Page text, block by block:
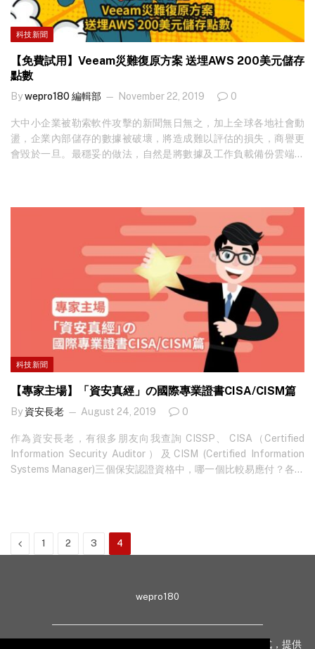
Veeam 廣泛支援 AWS、Azure、Google Cloud、阿里雲等雲端供應
商，以及虛擬平台如 VMware vSphere、雲端應用如…
科技新聞
【免費試用】Veeam災難復原方案 送埋AWS 200美元儲存
點數
Bywepro180 編輯部 November 22, 2019 0
大中小企業被勒索軟件攻擊的新聞無日無之，加上全球各地社會動
盪，企業內部儲存的數據被破壞，將造成難以評估的損失，商譽更
會毀於一旦。最穩妥的做法，自然是將數據及工作負載備份雲端，
將數據移雲備份，大多會先向其他行家請教，不過獲得的回覆總是
負面，例如雲端數據中心與內部儲存的基建及系統難以接軌、備份
設定困難、透明度低、難以確認數據是否已全部備份。特別是現時
不少企業已將部分工作負載移上雲端，要橫跨實體伺服器、虛擬平
台及雲端應用進行備份，已非傳統 IT 專才及設備可以應付。 當然，
成本、速度及管理便捷性，的確是管理者選擇備份方案時的重點，
但請謹記備份的最終目的是復原！如不幸被勒索軟件襲擊、內部儲
存設備被破壞而需要緊急復原時，卻發現無法將資料重新取出或回
復，投入的資源將會白費。 數分鐘開展雲端備份旅程 雲端數據管理
備份解決方案供應商 Veeam，已三度獲市場調查公司 Gartner評選
為業內領導者，更是少數提供百分百復原數據服務保證的供應商。
相較傳統備份服務供應商，成立僅 13 年的 Veeam 於一開始已將技
術集中於 VMware vSphere 等虛擬平台的保護上，同時支援 AWS、
Azure、Google Cloud、阿里雲等雲端供應商，在協助企業將數據
整合移雲及備份方面，擁有極大的優勢。…
科技新聞
【專家主場】「資安真經」の國際專業證書CISA/CISM篇
By 資安長老 August 24, 2019 0
作為資安長老，有很多朋友向我查詢 CISSP、 CISA（Certified
Information Security Auditor）及CISM (Certified Information
Systems Manager)三個保安認證資格中，哪一個比較易應付？各自
解每個證書的認證要求，再根據自身條件，訂立學習計劃。說到要
考取上述認證的方程式，我認為必須預留半年或以上時間準備，課
Previous
1 2 3 4
wepro180
wepro180 由 IT 業界專家組成，以生動有趣、深入淺出方式，提供